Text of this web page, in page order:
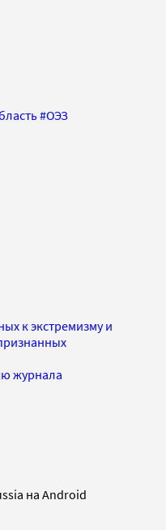
#ОЭЗ
к экстремизму и
журнала
на Android